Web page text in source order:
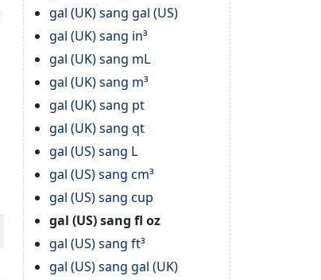
gal (UK) sang gal (US)
gal (UK) sang in³
gal (UK) sang mL
gal (UK) sang m³
gal (UK) sang pt
gal (UK) sang qt
gal (US) sang L
gal (US) sang cm³
gal (US) sang cup
gal (US) sang fl oz
gal (US) sang ft³
gal (US) sang gal (UK)